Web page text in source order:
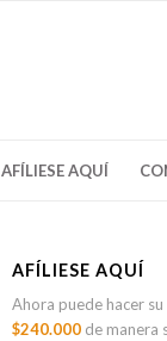
AFÍLIESE AQUÍ
AFÍLIESE AQUÍ
Ahora puede hacer
$240.000 de manera